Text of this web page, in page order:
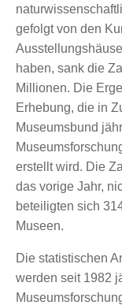
gefolgt von den
haben, sank die
Millionen. Die
Erhebung, die in
Museumsbund
erstellt wird. Die
das vorige Jahr,
beteiligten sich
Museen.
Die statistischen
werden seit 1982